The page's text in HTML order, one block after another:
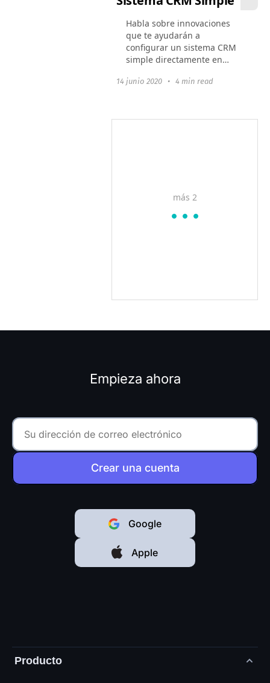
Habla sobre innovaciones
que te ayudarán a
configurar un sistema CRM
simple directamente en
contactos y cómo se pueden
14 junio 2020 • 4 min read
más 2
Empieza ahora
Crear una cuenta
Google
Apple
Producto